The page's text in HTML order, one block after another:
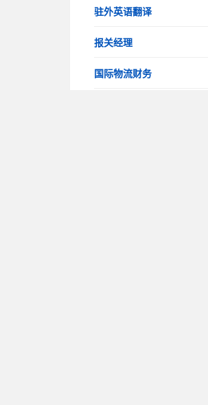
驻外英语翻译
报关经理
国际物流财务